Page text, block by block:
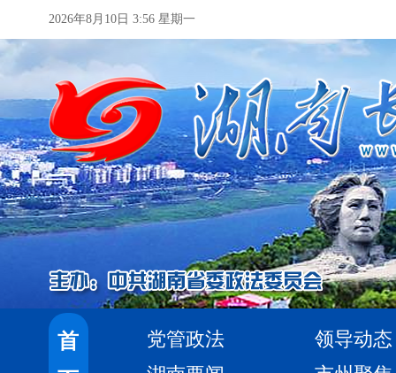
2026年8月10日 3:56 星期一
首
党管政法
领导动态